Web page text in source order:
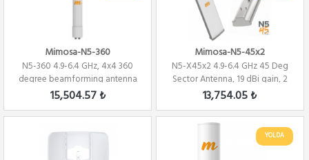
Mimosa-N5-360
N5-360 4.9-6.4 GHz, 4x4 360
degree beamforming antenna
for A5c
15,504.57 ₺
Mimosa-N5-45x2
N5-X45x2 4.9-6.4 GHz 45 Deg
Sector Antenna, 19 dBi gain, 2
Port Se...
13,754.05 ₺
YOLDA